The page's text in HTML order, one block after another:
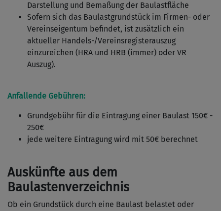
Darstellung und Bemaßung der Baulastfläche
Sofern sich das Baulastgrundstück im Firmen- oder
Vereinseigentum befindet, ist zusätzlich ein
aktueller Handels-/Vereinsregisterauszug
einzureichen (HRA und HRB (immer) oder VR
Auszug).
Anfallende Gebühren:
Grundgebühr für die Eintragung einer Baulast 150€ -
250€
jede weitere Eintragung wird mit 50€ berechnet
Auskünfte aus dem
Baulastenverzeichnis
Ob ein Grundstück durch eine Baulast belastet oder